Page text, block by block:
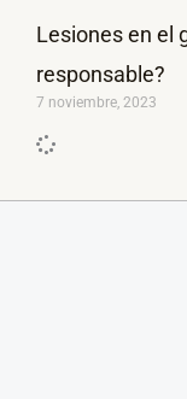
Lesiones en el
responsable?
7 noviembre, 2023